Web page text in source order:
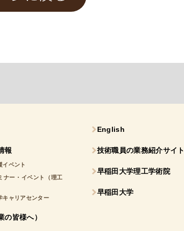
報
イベント
ナー・イベント（理工
キャリアセンター
の皆様へ）
English
技術職員の業務紹介サイト
早稲田大学理工学術院
早稲田大学